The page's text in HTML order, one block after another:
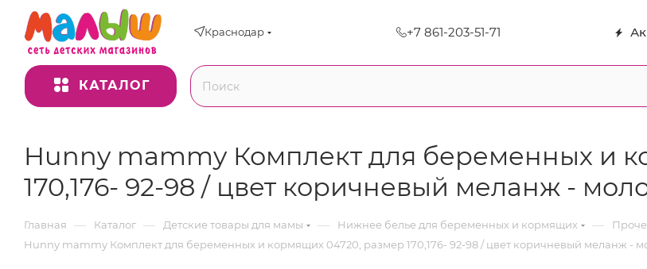
Краснодар +7 861-203-51-71
КАТАЛОГ
Hunny mammy Комплект для беременных и
170,176- 92-98 / цвет коричневый меланж -
Главная — Каталог — Детские товары для мамы — Нижнее белье для беременных и кормящих —
Hunny mammy Комплект для беременных и кормящих 04720, размер 170,176- 92-98 / цвет коричневый меланж -